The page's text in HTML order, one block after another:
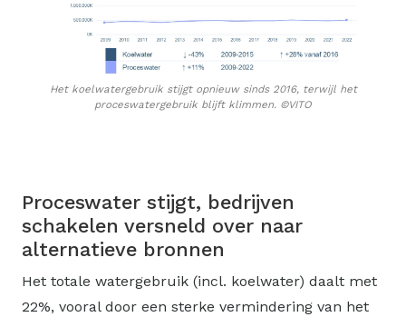
Het koelwatergebruik stijgt opnieuw sinds 2016, terwijl het
proceswatergebruik blijft klimmen. ©VITO
Proceswater stijgt, bedrijven
schakelen versneld over naar
alternatieve bronnen
Het totale watergebruik (incl. koelwater) daalt met
22%, vooral door een sterke vermindering van het